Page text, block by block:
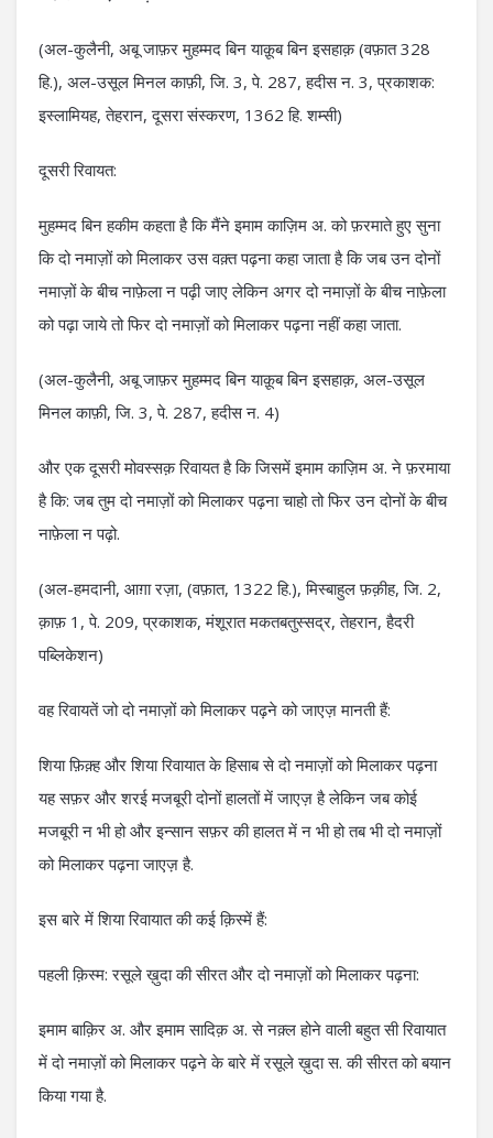
(अल-कुलैनी, अबू जाफ़र मुहम्मद बिन याक़ूब बिन इसहाक़ (वफ़ात 328
हि.), अल-उसूल मिनल काफ़ी, जि. 3, पे. 287, हदीस न. 3, प्रकाशक:
इस्लामियह, तेहरान, दूसरा संस्करण, 1362 हि. शम्सी)
दूसरी रिवायत:
मुहम्मद बिन हकीम कहता है कि मैंने इमाम काज़िम अ. को फ़रमाते हुए सुना
कि दो नमाज़ों को मिलाकर उस वक़्त पढ़ना कहा जाता है कि जब उन दोनों
नमाज़ों के बीच नाफ़ेला न पढ़ी जाए लेकिन अगर दो नमाज़ों के बीच नाफ़ेला
को पढ़ा जाये तो फिर दो नमाज़ों को मिलाकर पढ़ना नहीं कहा जाता.
(अल-कुलैनी, अबू जाफ़र मुहम्मद बिन याक़ूब बिन इसहाक़, अल-उसूल
मिनल काफ़ी, जि. 3, पे. 287, हदीस न. 4)
और एक दूसरी मोवस्सक़ रिवायत है कि जिसमें इमाम काज़िम अ. ने फ़रमाया
है कि: जब तुम दो नमाज़ों को मिलाकर पढ़ना चाहो तो फिर उन दोनों के बीच
नाफ़ेला न पढ़ो.
(अल-हमदानी, आग़ा रज़ा, (वफ़ात, 1322 हि.), मिस्बाहुल फ़क़ीह, जि. 2,
क़ाफ़ 1, पे. 209, प्रकाशक, मंशूरात मकतबतुस्सद्र, तेहरान, हैदरी
पब्लिकेशन)
वह रिवायतें जो दो नमाज़ों को मिलाकर पढ़ने को जाएज़ मानती हैं:
शिया फ़िक़्ह और शिया रिवायात के हिसाब से दो नमाज़ों को मिलाकर पढ़ना
यह सफ़र और शरई मजबूरी दोनों हालतों में जाएज़ है लेकिन जब कोई
मजबूरी न भी हो और इन्सान सफ़र की हालत में न भी हो तब भी दो नमाज़ों
को मिलाकर पढ़ना जाएज़ है.
इस बारे में शिया रिवायात की कई क़िस्में हैं:
पहली क़िस्म: रसूले ख़ुदा की सीरत और दो नमाज़ों को मिलाकर पढ़ना:
इमाम बाक़िर अ. और इमाम सादिक़ अ. से नक़्ल होने वाली बहुत सी रिवायात
में दो नमाज़ों को मिलाकर पढ़ने के बारे में रसूले ख़ुदा स. की सीरत को बयान
किया गया है.